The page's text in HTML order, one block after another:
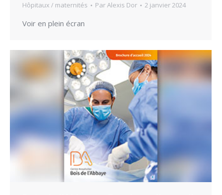
Hôpitaux / maternités ParAlexis Dor 2 janvier 2024
Voir en plein écran